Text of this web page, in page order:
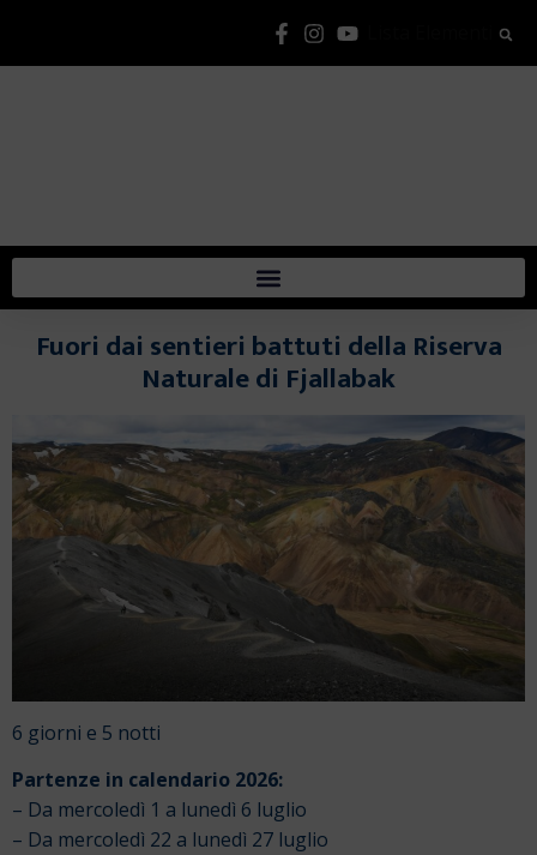
Fuori dai sentieri battuti della Riserva
Naturale di Fjallabak
6 giorni e 5 notti
Partenze in calendario 2026:
– Da mercoledì 1 a lunedì 6 luglio
– Da mercoledì 22 a lunedì 27 luglio